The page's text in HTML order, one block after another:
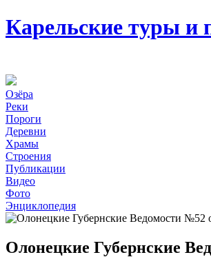
Карельские туры и
Озёра
Реки
Пороги
Деревни
Храмы
Строения
Публикации
Видео
Фото
Энциклопедия
Олонецкие Губернские